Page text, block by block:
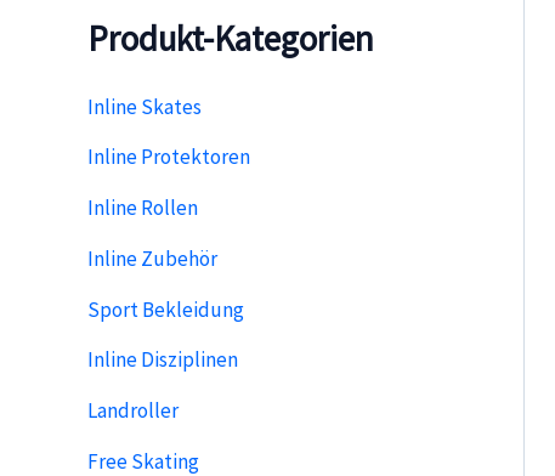
Produkt-Kategorien
Inline Skates
Inline Protektoren
Inline Rollen
Inline Zubehör
Sport Bekleidung
Inline Disziplinen
Landroller
Free Skating